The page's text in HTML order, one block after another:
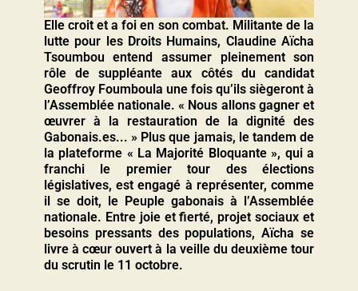
Elle croit et a foi en son combat. Militante de la
lutte pour les Droits Humains, Claudine Aïcha
Tsoumbou entend assumer pleinement son
rôle de suppléante aux côtés du candidat
Geoffroy Foumboula une fois qu’ils siègeront à
l’Assemblée nationale. « Nous allons gagner et
œuvrer à la restauration de la dignité des
Gabonais.es... » Plus que jamais, le tandem de
la plateforme « La Majorité Bloquante », qui a
franchi le premier tour des élections
législatives, est engagé à représenter, comme
il se doit, le Peuple gabonais à l’Assemblée
nationale. Entre joie et fierté, projet sociaux et
besoins pressants des populations, Aïcha se
livre à cœur ouvert à la veille du deuxième tour
du scrutin le 11 octobre.